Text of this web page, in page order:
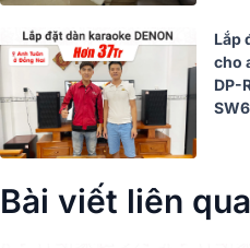
Lắp
cho
DP-
Bài viết liên